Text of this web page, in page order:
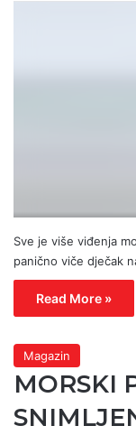
Sve je više viđenja
panično viče dječak
Read More »
Magazin
MORSKI